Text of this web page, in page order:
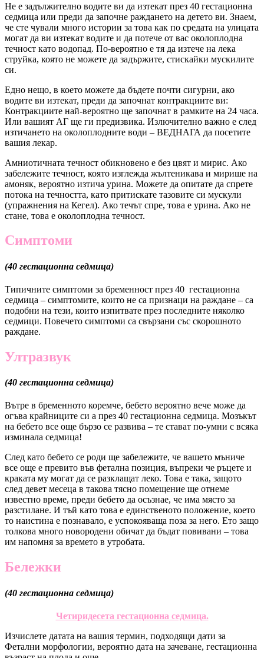
Не е задължително водите ви да изтекат през 40 гестационна
седмица или преди да започне раждането на детето ви. Знаем,
че сте чували много истории за това как по средата на улицата
могат да ви изтекат водите и да потече от вас околоплодна
течност като водопад. По-вероятно е тя да изтече на лека
струйка, която не можете да задържите, стискайки мускилите
си.
Едно нещо, в което можете да бъдете почти сигурни, ако
водите ви изтекат, преди да започнат контракциите ви:
Контракциите най-вероятно ще започнат в рамките на 24 часа.
Или вашият АГ ще ги предизвика. Излючително важно е след
изтичането на околоплодните води – ВЕДНАГА да посетите
вашия лекар.
Амниотичната течност обикновено е без цвят и мирис. Ако
забележите течност, която изглежда жълтеникава и мирише на
амоняк, вероятно изтича урина. Можете да опитате да спрете
потока на течността, като притискате тазовите си мускули
(упражнения на Кегел). Ако течът спре, това е урина. Ако не
стане, това е околоплодна течност.
Симптоми
(40 гестационна седмица)
Типичните симптоми за бременност през 40 гестационна
седмица – симптомите, които не са признаци на раждане – са
подобни на тези, които изпитвате през последните няколко
седмици. Повечето симптоми са свързани със скорошното
раждане.
Ултразвук
(40 гестационна седмица)
Вътре в бременното коремче, бебето вероятно вече може да
огъва крайниците си а през 40 гестационна седмица. Мозъкът
на бебето все още бързо се развива – те стават по-умни с всяка
изминала седмица!
След като бебето се роди ще забележите, че вашето мъниче
все още е превито във фетална позиция, въпреки че ръцете и
краката му могат да се разклащат леко. Това е така, защото
след девет месеца в такова тясно помещение ще отнеме
известно време, преди бебето да осъзнае, че има място за
разстилане. И тъй като това е единственото положение, което
то наистина е познавало, е успокояваща поза за него. Ето защо
толкова много новородени обичат да бъдат повивани – това
им напомня за времето в утробата.
Бележки
(40 гестационна седмица)
Четиридесета гестационна седмица.
Изчислете датата на вашия термин, подходящи дати за
Фетални морфологии, вероятно дата на зачеване, гестационна